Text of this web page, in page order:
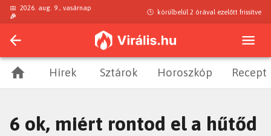
📅 2026. aug. 9., vasárnap
🎉
🕒 körülbelül 2 órával ezelőtt frissítve
Hírek Sztárok Horoszkóp Recept
6 ok, miért rontod el a hűtőd